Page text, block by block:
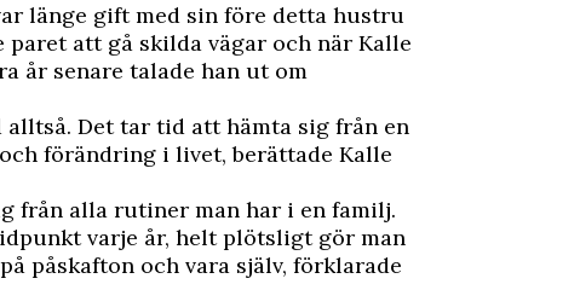
länge gift med sin före detta hustru
paret att gå skilda vägar och när Kalle
år senare talade han ut om
Det tar tid att hämta sig från en
förändring i livet, berättade Kalle
från alla rutiner man har i en familj.
varje år, helt plötsligt gör man
påskafton och vara själv, förklarade